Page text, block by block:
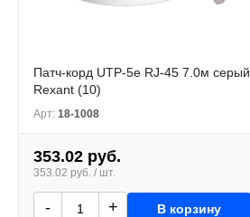
Патч-корд UTP-5e RJ-45 7.0м серый
Rexant (10)
Арт: 18-1008
353.02 руб.
353.02 руб. / шт.
- + В корзину